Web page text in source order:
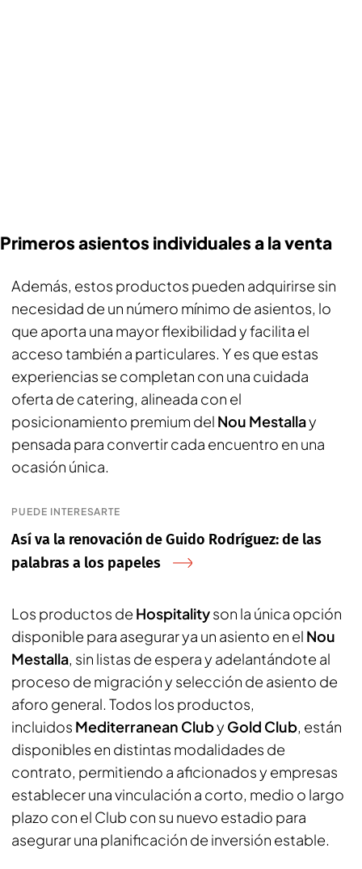
Primeros asientos individuales a la venta
Además, estos productos pueden adquirirse sin
necesidad de un número mínimo de asientos, lo
que aporta una mayor flexibilidad y facilita el
acceso también a particulares. Y es que estas
experiencias se completan con una cuidada
oferta de catering, alineada con el
posicionamiento premium del Nou Mestallay
pensada para convertir cada encuentro en una
ocasión única.
PUEDE INTERESARTE
Así va la renovación de Guido Rodríguez: de las
palabras a los papeles
Los productos de Hospitalityson la única opción
disponible para asegurar ya un asiento en el Nou
Mestalla, sin listas de espera y adelantándote al
proceso de migración y selección de asiento de
aforo general. Todos los productos,
incluidos Mediterranean Cluby Gold Club, están
disponibles en distintas modalidades de
contrato, permitiendo a aficionados y empresas
establecer una vinculación a corto, medio o largo
plazo con el Club con su nuevo estadio para
asegurar una planificación de inversión estable.